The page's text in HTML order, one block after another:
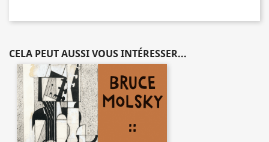
CELA PEUT AUSSI VOUS INTÉRESSER...